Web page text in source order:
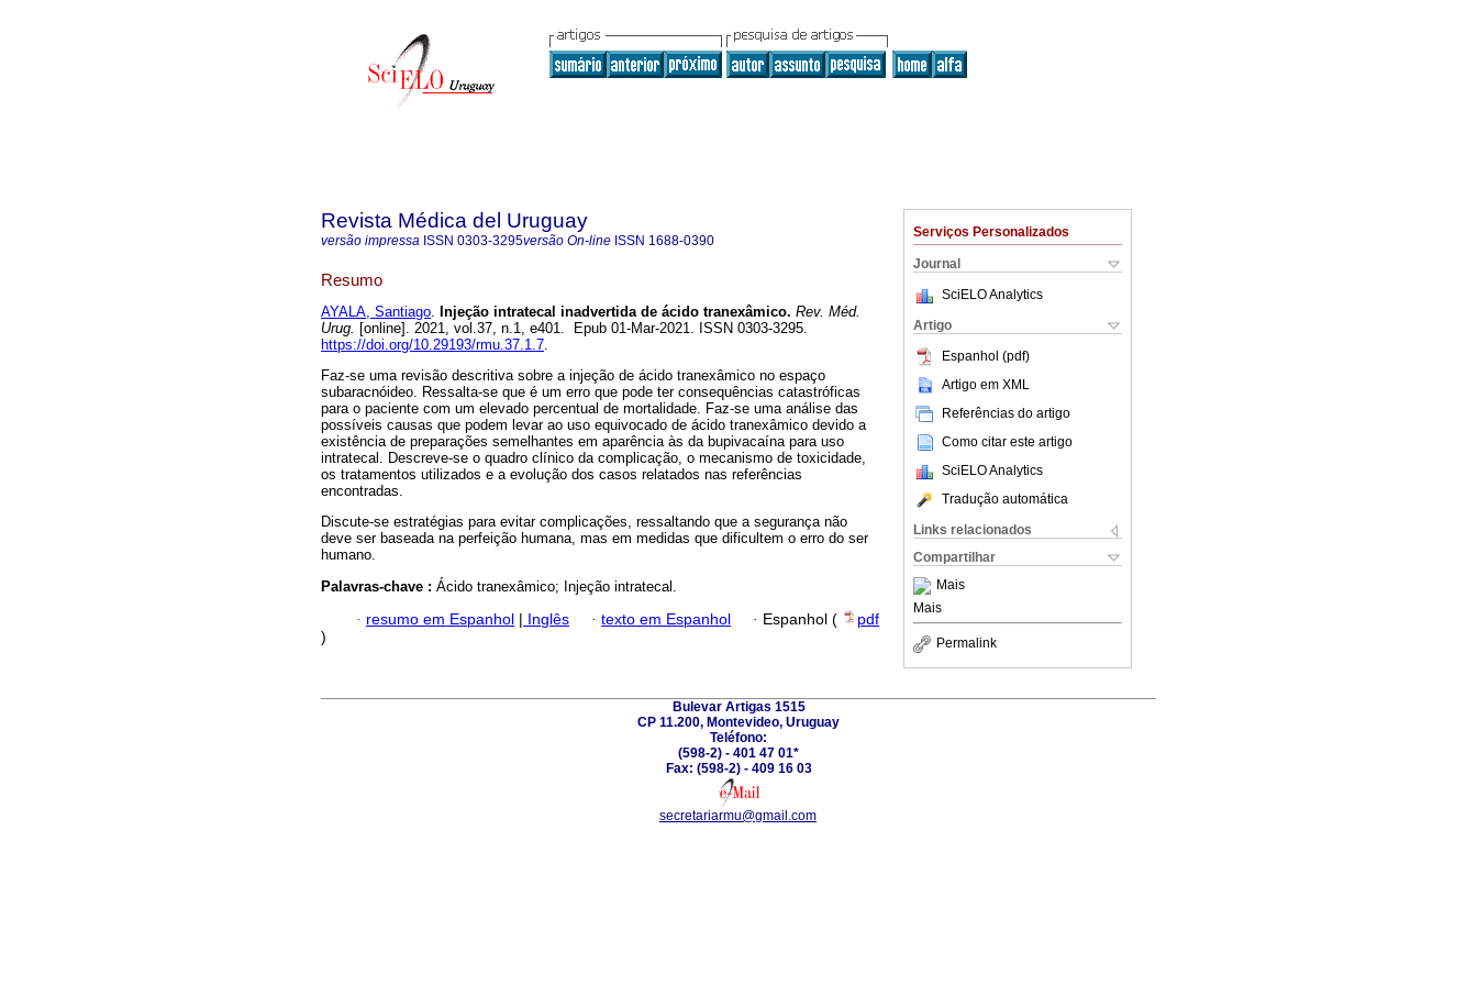
Serviços Personalizados
Journal
SciELO Analytics
Artigo
Espanhol (pdf)
Artigo em XML
Referências do artigo
Como citar este artigo
SciELO Analytics
Tradução automática
Links relacionados
Compartilhar
Mais
Mais
Permalink
Revista Médica del Uruguay
versão impressa ISSN 0303-3295versão On-line ISSN 1688-0390
Resumo
AYALA, Santiago. Injeção intratecal inadvertida de ácido tranexâmico. Rev. Méd.
Urug. [online]. 2021, vol.37, n.1, e401. Epub 01-Mar-2021. ISSN 0303-3295.
https://doi.org/10.29193/rmu.37.1.7.
Faz-se uma revisão descritiva sobre a injeção de ácido tranexâmico no espaço
subaracnóideo. Ressalta-se que é um erro que pode ter consequências catastróficas
para o paciente com um elevado percentual de mortalidade. Faz-se uma análise das
possíveis causas que podem levar ao uso equivocado de ácido tranexâmico devido a
existência de preparações semelhantes em aparência às da bupivacaína para uso
intratecal. Descreve-se o quadro clínico da complicação, o mecanismo de toxicidade,
os tratamentos utilizados e a evolução dos casos relatados nas referências
encontradas.
Discute-se estratégias para evitar complicações, ressaltando que a segurança não
deve ser baseada na perfeição humana, mas em medidas que dificultem o erro do ser
humano.
Palavras-chave : Ácido tranexâmico; Injeção intratecal.
· resumo em Espanhol Inglês · texto em Espanhol · Espanhol (
pdf
)
Bulevar Artigas 1515
CP 11.200, Montevideo, Uruguay
Teléfono:
(598-2) - 401 47 01*
Fax: (598-2) - 409 16 03
secretariarmu@gmail.com